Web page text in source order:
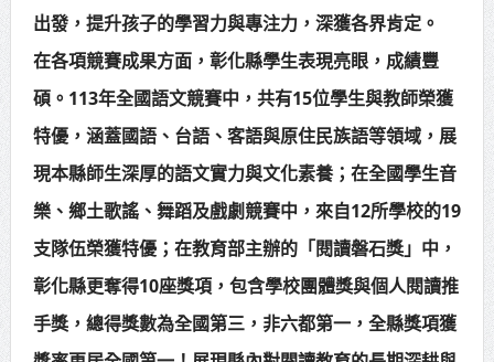
出發，提升孩子的學習力與專注力，深獲各界肯定。
在各項競賽成果方面，彰化縣學生表現亮眼，成績豐
碩。113年全國語文競賽中，共有15位學生與教師榮獲
特優，涵蓋國語、台語、客語與原住民族語等領域，展
現本縣師生深厚的語文實力與文化素養；在全國學生音
樂、鄉土歌謠、舞蹈及戲劇競賽中，來自12所學校的19
支隊伍榮獲特優；在教育部主辦的「閱讀磐石獎」中，
彰化縣更奪得10座獎項，包含學校團體獎與個人閱讀推
手獎，總得獎數為全國第三，非六都第一，全縣獎項獲